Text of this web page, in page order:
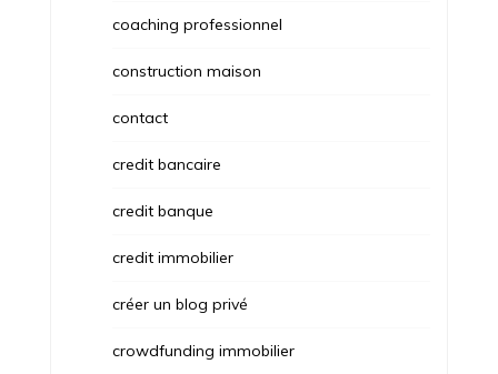
coaching professionnel
construction maison
contact
credit bancaire
credit banque
credit immobilier
créer un blog privé
crowdfunding immobilier